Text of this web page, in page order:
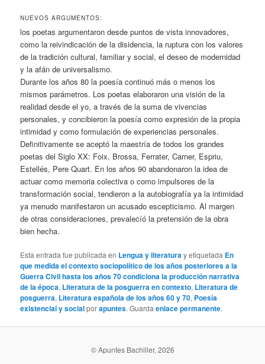
NUEVOS ARGUMENTOS:
los poetas argumentaron desde puntos de vista innovadores,
como la reivindicación de la disidencia, la ruptura con los valores
de la tradición cultural, familiar y social, el deseo de modernidad
y la afán de universalismo.
Durante los años 80 la poesía continuó más o menos los
mismos parámetros. Los poetas elaboraron una visión de la
realidad desde el yo, a través de la suma de vivencias
personales, y concibieron la poesía como expresión de la propia
intimidad y como formulación de experiencias personales.
Definitivamente se aceptó la maestría de todos los grandes
poetas del Siglo XX: Foix, Brossa, Ferrater, Carner, Espriu,
Estellés, Pere Quart. En los años 90 abandonaron la idea de
actuar como memoria colectiva o como impulsores de la
transformación social, tendieron a la autobiografía ya la intimidad
ya menudo manifestaron un acusado escepticismo. Al margen
de otras consideraciones, prevalecíó la pretensión de la obra
bien hecha.
Esta entrada fue publicada en Lengua y literaturay etiquetada En
que medida el contexto sociopolítico de los años posteriores a la
Guerra Civil hasta los años 70 condiciona la producción narrativa
de la época, Literatura de la posguerra en contexto, Literatura de
posguerra, Literatura española de los años 60 y 70, Poesía
existencial y socialporapuntes. Guardaenlace permanente.
© Apuntes Bachiller, 2026